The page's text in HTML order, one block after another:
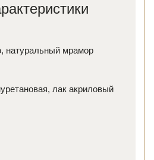
натуральный мрамор
лак акриловый